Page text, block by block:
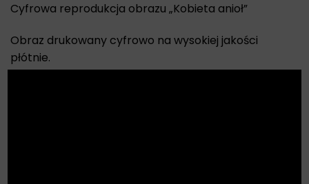
Cyfrowa reprodukcja obrazu „Kobieta anioł”
Obraz drukowany cyfrowo na wysokiej jakości
płótnie.